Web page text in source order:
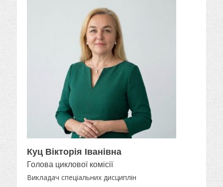
Куц Вікторія Іванівна
Голова циклової комісії
Викладач спеціальних дисциплін